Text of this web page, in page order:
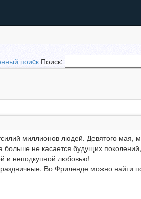
поиcк Поиск:
миллионов людей. Девятого мая,
не касается будущих
и неподкупной любовью!
Во Фриленде можно найти